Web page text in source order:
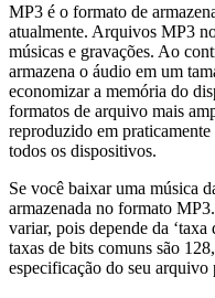
MP3 é o formato de
atualmente. Arquivos MP3
músicas e gravações. Ao
armazena o áudio em um
economizar a memória do
formatos de arquivo mais
reproduzido em
todos os dispositivos.
Se você baixar uma música
armazenada no formato
variar, pois depende da ‘taxa
taxas de bits comuns são
especificação do seu